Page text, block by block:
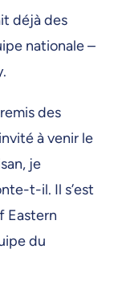
déjà des
nationale –
des
à venir le
je
t-il. Il s’est
Eastern
du